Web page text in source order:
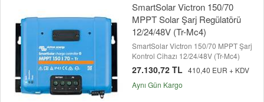
SmartSolar Victron 150/70
MPPT Solar Şarj Regülatörü
12/24/48V (Tr-Mc4)
SmartSolar Victron 150/70 MPPT Şarj
Kontrol Cihazı 12/24/48V (Tr-Mc4)
27.130,72 TL 410,40 EUR + KDV
Aynı Gün Kargo